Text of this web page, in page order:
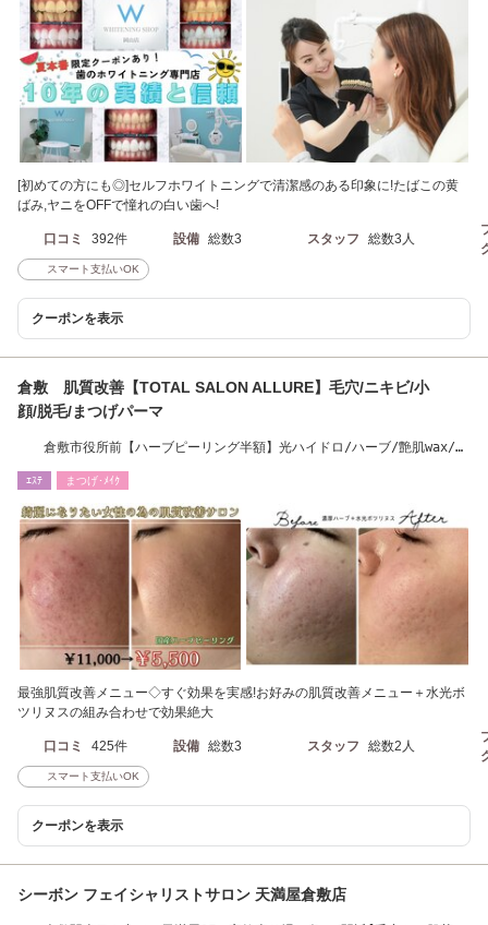
[初めての方にも◎]セルフホワイトニングで清潔感のある印象に!たばこの黄
ばみ,ヤニをOFFで憧れの白い歯へ!
口コミ 392件 設備 総数3 スタッフ 総数3人
スマート支払いOK
クーポンを表示
倉敷 肌質改善【TOTAL SALON ALLURE】毛穴/ニキビ/小
顔/脱毛/まつげパーマ
倉敷市役所前【ハーブピーリング半額】光ハイドロ/ハーブ/艶肌wax/ま
ｴｽﾃ まつげ･ﾒｲｸ
最強肌質改善メニュー◇すぐ効果を実感!お好みの肌質改善メニュー＋水光ボ
ツリヌスの組み合わせで効果絶大
口コミ 425件 設備 総数3 スタッフ 総数2人
スマート支払いOK
クーポンを表示
シーボン フェイシャリストサロン 天満屋倉敷店